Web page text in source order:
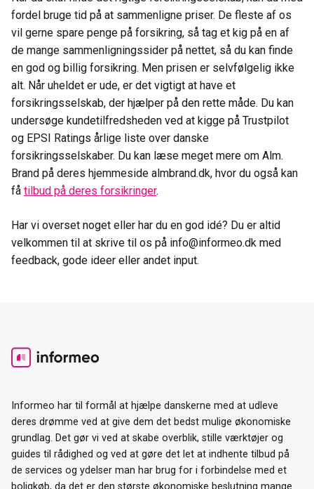
fordel bruge tid på at sammenligne priser. De fleste af os
vil gerne spare penge på forsikring, så tag et kig på en af
de mange sammenligningssider på nettet, så du kan finde
en god og billig forsikring. Men prisen er selvfølgelig ikke
alt. Når uheldet er ude, er det vigtigt at have et
forsikringsselskab, der hjælper på den rette måde. Du kan
undersøge kundetilfredsheden ved at kigge på Trustpilot
og EPSI Ratings årlige liste over danske
forsikringsselskaber. Du kan læse meget mere om Alm.
Brand på deres hjemmeside almbrand.dk, hvor du også kan
få tilbud på deres forsikringer.
Har vi overset noget eller har du en god idé? Du er altid
velkommen til at skrive til os på info@informeo.dk med
feedback, gode ideer eller andet input.
Informeo har til formål at hjælpe danskerne med at udleve
deres drømme ved at give dem det bedst mulige økonomiske
grundlag. Det gør vi ved at skabe overblik, stille værktøjer og
guides til rådighed og ved at gøre det let at indhente tilbud på
de services og ydelser man har brug for i forbindelse med et
boligkøb, da det er den største økonomiske beslutning mange